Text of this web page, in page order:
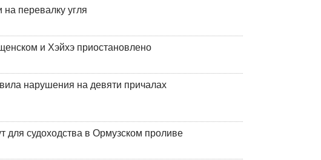
перевалку угля
и Хэйхэ приостановлено
нарушения на девяти причалах
судоходства в Ормузском проливе